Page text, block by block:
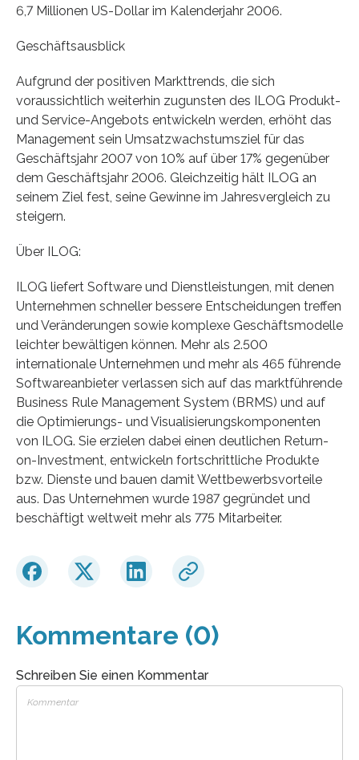
6,7 Millionen US-Dollar im Kalenderjahr 2006.
Geschäftsausblick
Aufgrund der positiven Markttrends, die sich
voraussichtlich weiterhin zugunsten des ILOG Produkt-
und Service-Angebots entwickeln werden, erhöht das
Management sein Umsatzwachstumsziel für das
Geschäftsjahr 2007 von 10% auf über 17% gegenüber
dem Geschäftsjahr 2006. Gleichzeitig hält ILOG an
seinem Ziel fest, seine Gewinne im Jahresvergleich zu
steigern.
Über ILOG:
ILOG liefert Software und Dienstleistungen, mit denen
Unternehmen schneller bessere Entscheidungen treffen
und Veränderungen sowie komplexe Geschäftsmodelle
leichter bewältigen können. Mehr als 2.500
internationale Unternehmen und mehr als 465 führende
Softwareanbieter verlassen sich auf das marktführende
Business Rule Management System (BRMS) und auf
die Optimierungs- und Visualisierungskomponenten
von ILOG. Sie erzielen dabei einen deutlichen Return-
on-Investment, entwickeln fortschrittliche Produkte
bzw. Dienste und bauen damit Wettbewerbsvorteile
aus. Das Unternehmen wurde 1987 gegründet und
beschäftigt weltweit mehr als 775 Mitarbeiter.
Kommentare (0)
Schreiben Sie einen Kommentar